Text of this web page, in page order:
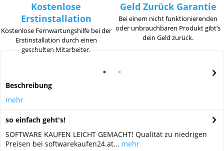
Kostenlose
Erstinstallation
Kostenlose Fernwartungshilfe bei der
Erstinstallation durch einen
geschulten Mitarbeiter.
Geld Zurück Garantie
Bei einem nicht funktionierenden
oder unbrauchbaren Produkt gibt’s
dein Geld zurück.
Beschreibung
mehr
so einfach geht's!
SOFTWARE KAUFEN LEICHT GEMACHT! Qualität zu niedrigen
Preisen bei softwarekaufen24.at... mehr